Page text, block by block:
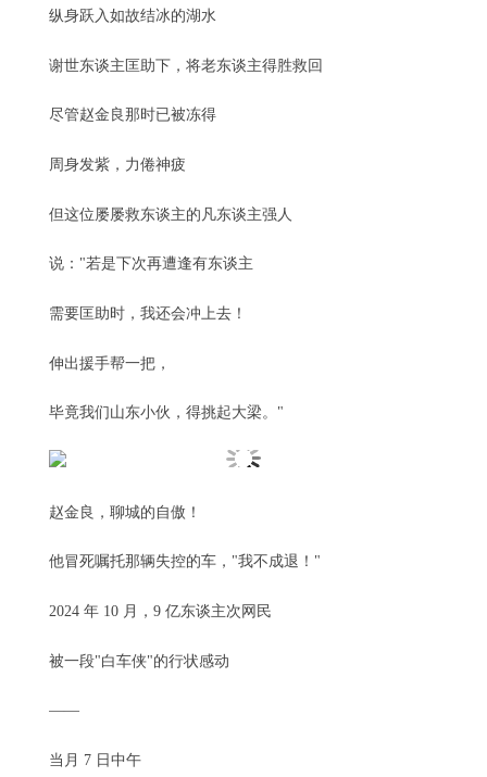
纵身跃入如故结冰的湖水
谢世东谈主匡助下，将老东谈主得胜救回
尽管赵金良那时已被冻得
周身发紫，力倦神疲
但这位屡屡救东谈主的凡东谈主强人
说："若是下次再遭逢有东谈主
需要匡助时，我还会冲上去！
伸出援手帮一把，
毕竟我们山东小伙，得挑起大梁。"
赵金良，聊城的自傲！
他冒死嘱托那辆失控的车，"我不成退！"
2024 年 10 月，9 亿东谈主次网民
被一段"白车侠"的行状感动
——
当月 7 日中午